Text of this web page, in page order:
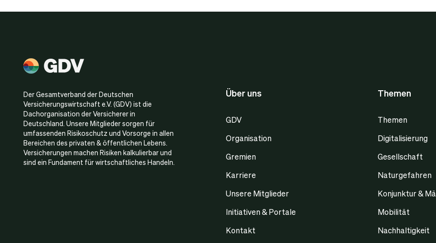
Der Gesamtverband der Deutschen
Versicherungswirtschaft e.V. (GDV) ist die
Dachorganisation der Versicherer in
Deutschland. Unsere Mitglieder sorgen für
umfassenden Risikoschutz und Vorsorge in allen
Bereichen des privaten & öffentlichen Lebens.
Versicherungen machen Risiken kalkulierbar und
sind ein Fundament für wirtschaftliches Handeln.
Über uns
GDV
Organisation
Gremien
Karriere
Unsere Mitglieder
Initiativen & Portale
Kontakt
Themen
Themen
Digitalisierung
Gesellschaft
Naturgefahren
Konjunktur &
Mobilität
Nachhaltigkeit